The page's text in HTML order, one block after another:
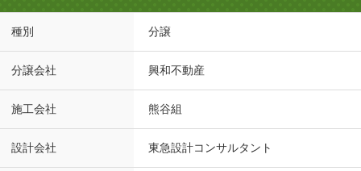
種別 分譲
分譲会社 興和不動産
施工会社 熊谷組
設計会社 東急設計コンサルタント